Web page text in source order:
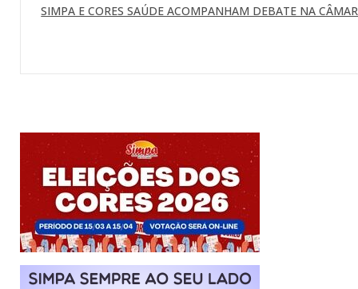
SIMPA E CORES SAÚDE ACOMPANHAM DEBATE NA